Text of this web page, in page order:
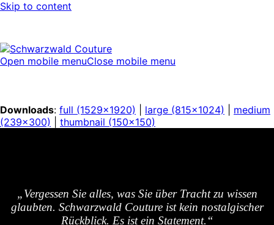
Skip to content
Open mobile menuClose mobile menu
Downloads: full (1529x1920) large (815x1024)
medium
(239x300)
thumbnail (150x150)
„Vergessen Sie alles, was Sie über Tracht zu wissen
glaubten. Schwarzwald Couture ist kein nostalgischer
Rückblick. Es ist ein Statement.“